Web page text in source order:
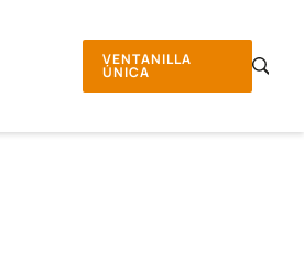
VENTANILLA
ÚNICA